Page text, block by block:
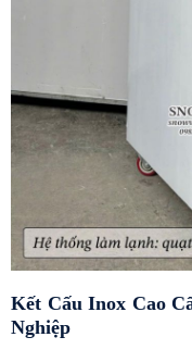
Kết Cấu Inox Cao
Nghiệp